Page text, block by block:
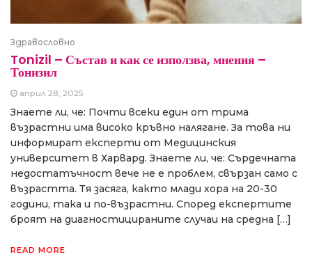
Здравословно
Tonizil – Състав и как се използва, мнения –
Тонизил
април 28, 2025
Знаете ли, че: Почти всеки един от трима
възрастни има високо кръвно налягане. За това ни
информират експерти от Медицинския
университет в Харвард. Знаете ли, че: Сърдечната
недостатъчност вече не е проблем, свързан само с
възрастта. Тя засяга, както млади хора на 20-30
години, така и по-възрастни. Според експертите
броят на диагностицираните случаи на средна […]
READ MORE